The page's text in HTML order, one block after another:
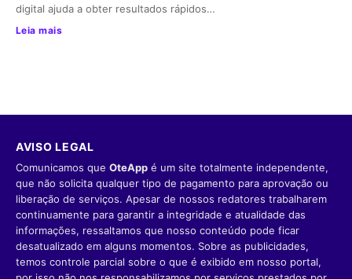
digital ajuda a obter resultados rápidos…
Leia mais
AVISO LEGAL
Comunicamos que OteApp é um site totalmente independente,
que não solicita qualquer tipo de pagamento para aprovação ou
liberação de serviços. Apesar de nossos redatores trabalharem
continuamente para garantir a integridade e atualidade das
informações, ressaltamos que nosso conteúdo pode ficar
desatualizado em alguns momentos. Sobre as publicidades,
temos controle parcial sobre o que é exibido em nosso portal,